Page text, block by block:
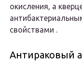
окисления, а
свойствами .
Антираковый